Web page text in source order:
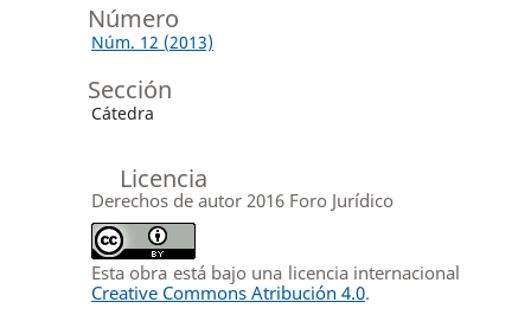
Número
Núm. 12 (2013)
Sección
Cátedra
Licencia
Derechos de autor 2016 Foro Jurídico
Esta obra está bajo una licencia internacional
Creative Commons Atribución 4.0.